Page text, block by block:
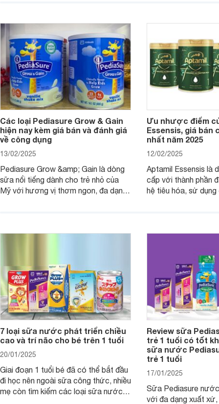
dưỡng có gì đặc biệt? Giá sữa
Meadow Fresh trên thị trường hiện
nay ra sao? Hãy cùng tìm hiểu ngay.
hơn so với các
4 yếu tố sau.
Các loại Pediasure Grow & Gain
hiện nay kèm giá bán và đánh giá
về công dụng
13/02/2025
Pediasure Grow &amp; Gain là dòng
sữa nổi tiếng dành cho trẻ nhỏ của
Mỹ với hương vị thơm ngon, đa dạng
Pediasure Grow &amp; Gain hiện nay
Ưu nhược điểm
Essensis, giá bán
nhất năm 2025
12/02/2025
Aptamil Essensis là
cấp với thành phần
hệ tiêu hóa, sử
cùng Websosanh.vn
7 loại sữa nước phát triển chiều
cao và trí não cho bé trên 1 tuổi
20/01/2025
Giai đoạn 1 tuổi bé đã có thể bắt đầu
đi học nên ngoài sữa công thức, nhiều
mẹ còn tìm kiếm các loại sữa nước
Review sữa
trẻ 1 tuổi có tốt
sữa nước
trẻ 1 tuổi
17/01/2025
Sữa Pediasure
với đa dạng xuất